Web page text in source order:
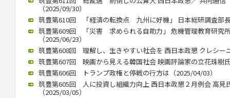
（2025/09/30）
筑豊第610回 「経済の転換点 九州に好機」 日本総研調査部
筑豊第609回 「災害 求められる自助力」 危機管理教育研究
（2025/06/23）
筑豊第608回 理解し、生きやすい社会を 西日本政懇 クレシー
筑豊第607回 映画から見える韓国社会 映画評論家の立花珠樹
筑豊第606回 トランプ政権と停戦の行方は（2025/04/03）
筑豊第605回 人に投資し組織力向上 西日本政懇２月例会 高見
（2025/03/05）